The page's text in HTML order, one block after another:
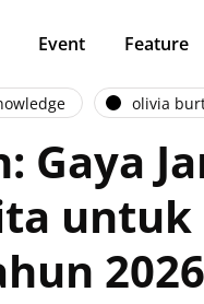
Event Feature
olivia
Gaya
2026